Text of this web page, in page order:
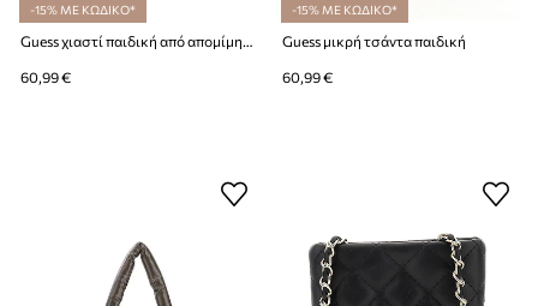
-15% ΜΕ ΚΩΔΙΚΟ*
60,99 €
-15% ΜΕ ΚΩΔΙΚΟ*
Guess μικρή τσάντα παιδική
60,99 €